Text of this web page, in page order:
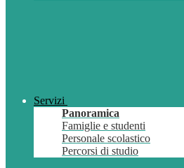
Servizi
Panoramica
Famiglie e studenti
Personale scolastico
Percorsi di studio